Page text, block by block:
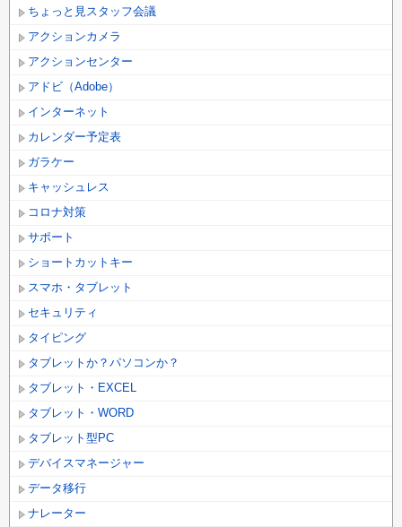
ちょっと見スタッフ会議
アクションカメラ
アクションセンター
アドビ（Adobe）
インターネット
カレンダー予定表
ガラケー
キャッシュレス
コロナ対策
サポート
ショートカットキー
スマホ・タブレット
セキュリティ
タイピング
タブレットか？パソコンか？
タブレット・EXCEL
タブレット・WORD
タブレット型PC
デバイスマネージャー
データ移行
ナレーター